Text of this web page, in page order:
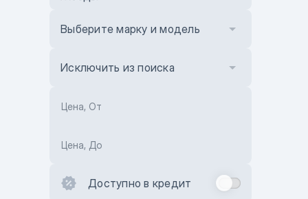
Выберите марку и модель
Исключить из поиска
Цена, От
Цена, До
Доступно в кредит